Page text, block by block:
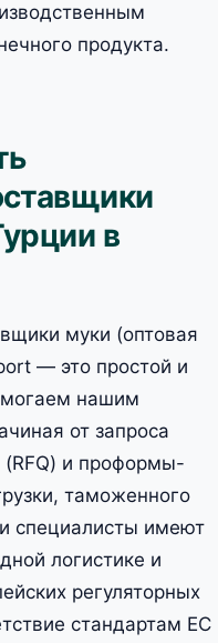
продукта.
в
муки (оптовая
— это простой и
нашим
от запроса
и проформы-
таможенного
специалисты имеют
логистике и
регуляторных
стандартам ЕС